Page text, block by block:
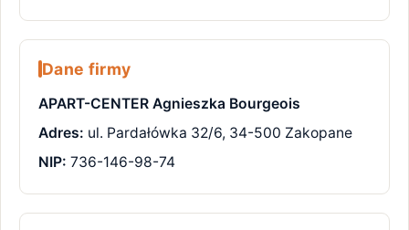
Dane firmy
APART-CENTER Agnieszka Bourgeois
Adres: ul. Pardałówka 32/6, 34-500 Zakopane
NIP: 736-146-98-74